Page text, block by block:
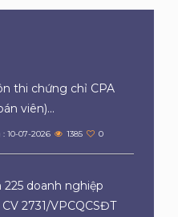
thi chứng chỉ CPA
viên)...
10-07-2026 1385 0
225 doanh nghiệp
2731/VPCQCSĐT